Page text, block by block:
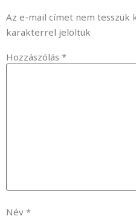
Az e-mail címet nem tesszük
karakterrel jelöltük
Hozzászólás *
Név *